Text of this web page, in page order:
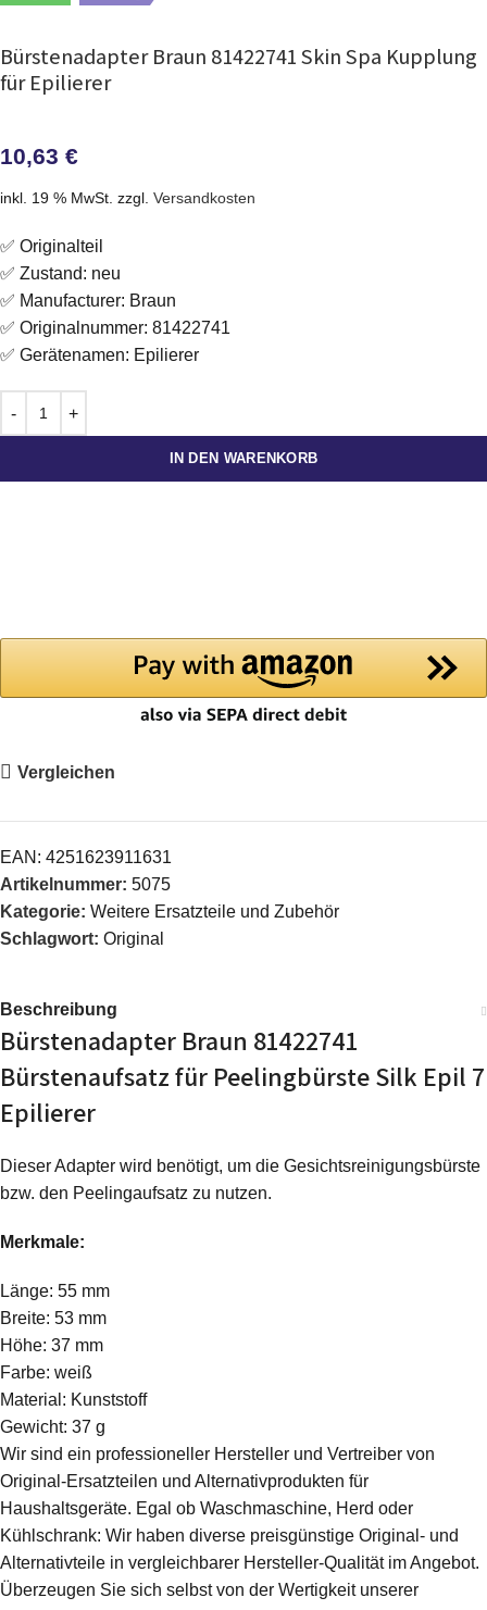
Bürstenadapter Braun 81422741 Skin Spa Kupplung
für Epilierer
10,63 €
inkl. 19 % MwSt. zzgl. Versandkosten
✅ Originalteil
✅ Zustand: neu
✅ Manufacturer: Braun
✅ Originalnummer: 81422741
✅ Gerätenamen: Epilierer
IN DEN WARENKORB
Vergleichen
EAN: 4251623911631
Artikelnummer: 5075
Kategorie: Weitere Ersatzteile und Zubehör
Schlagwort: Original
Beschreibung
Bürstenadapter Braun 81422741
Bürstenaufsatz für Peelingbürste Silk Epil 7
Epilierer
Dieser Adapter wird benötigt, um die Gesichtsreinigungsbürste
bzw. den Peelingaufsatz zu nutzen.
Merkmale:
Länge: 55 mm
Breite: 53 mm
Höhe: 37 mm
Farbe: weiß
Material: Kunststoff
Gewicht: 37 g
Wir sind ein professioneller Hersteller und Vertreiber von
Original-Ersatzteilen und Alternativprodukten für
Haushaltsgeräte. Egal ob Waschmaschine, Herd oder
Kühlschrank: Wir haben diverse preisgünstige Original- und
Alternativteile in vergleichbarer Hersteller-Qualität im Angebot.
Überzeugen Sie sich selbst von der Wertigkeit unserer